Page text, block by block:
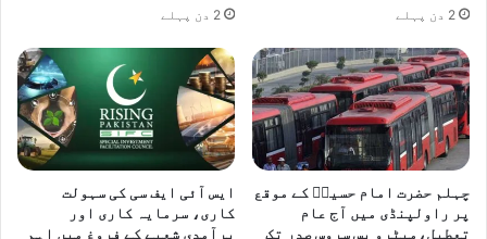
2 دن پہلے 2 دن پہلے
چہلم حضرت امام حسینؓ کے موقع
پر راولپنڈی میں آج عام
تعطیل،میٹرو بس سروس صدر تک
ایس آئی ایف سی کی سہولت
کاری، سرمایہ کاری اور
برآمدی شعبے کے فروغ میں اہم